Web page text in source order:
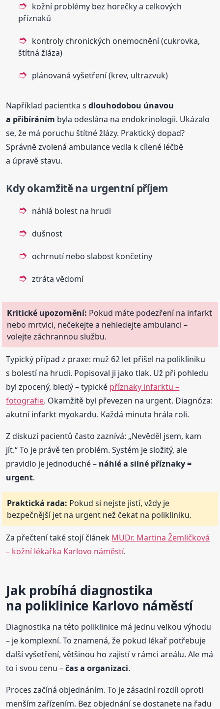
kožní problémy bez horečky a celkových
příznaků
kontroly chronických onemocnění (cukrovka,
štítná žláza)
plánovaná vyšetření (krev, ultrazvuk)
Například pacientka sdlouhodobou únavou
a přibíráním byla odeslána na endokrinologii. Ukázalo
se, že má poruchu štítné žlázy. Praktický dopad?
Správně zvolená ambulance vedla k cílené léčbě
a úpravě stavu.
Kdy okamžitě na urgentní příjem
náhlá bolest na hrudi
dušnost
ochrnutí nebo slabost končetiny
ztráta vědomí
Kritické upozornění: Pokud máte podezření na infarkt
nebo mrtvici, nečekejte a nehledejte ambulanci –
volejte záchrannou službu.
Typický případ z praxe: muž 62 let přišel na polikliniku
s bolestí na hrudi. Popisoval ji jako tlak. Už při pohledu
byl zpocený, bledý – typické příznaky infarktu –
fotografie. Okamžitě byl převezen na urgent. Diagnóza:
akutní infarkt myokardu. Každá minuta hrála roli.
Z diskuzí pacientů často zaznívá: „Nevěděl jsem, kam
jít.“ To je právě ten problém. Systém je složitý, ale
pravidlo je jednoduché – náhlé a silné příznaky =
urgent.
Praktická rada: Pokud si nejste jistí, vždy je
bezpečnější jet na urgent než čekat na polikliniku.
Za přečtení také stojí článek MUDr. Martina Žemličková
– kožní lékařka Karlovo náměstí.
Jak probíhá diagnostika
na poliklinice Karlovo náměstí
Diagnostika na této poliklinice má jednu velkou výhodu
– je komplexní. To znamená, že pokud lékař potřebuje
další vyšetření, většinou ho zajistí v rámci areálu. Ale má
to i svou cenu –čas a organizaci.
Proces začíná objednáním. To je zásadní rozdíl oproti
menším zařízením. Bez objednání se dostanete na řadu